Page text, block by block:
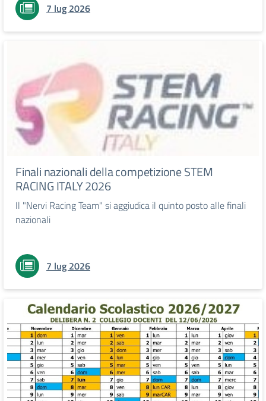
7 lug 2026
Finali nazionali della competizione STEM
RACING ITALY 2026
Il "Nervi Racing Team" si aggiudica il quinto posto alle finali
nazionali
7 lug 2026